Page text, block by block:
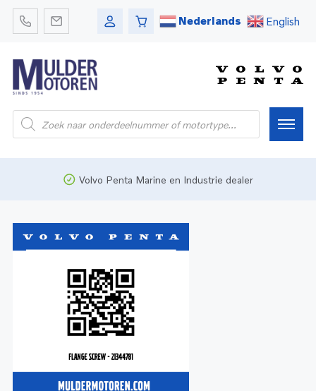
Nederlands English
Onderdelen
Bedrijfsvaart
Onderdelen
Motoren
Onderdelen
Service en onderhoud
Volvo Penta Marine en Industrie dealer